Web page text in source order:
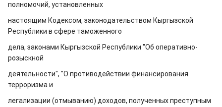
полномочий, установленных
настоящим Кодексом, законодательством Кыргызской
Республики в сфере таможенного
дела, законами Кыргызской Республики "Об оперативно-
розыскной
деятельности", "О противодействии финансирования
терроризма и
легализации (отмыванию) доходов, полученных преступным